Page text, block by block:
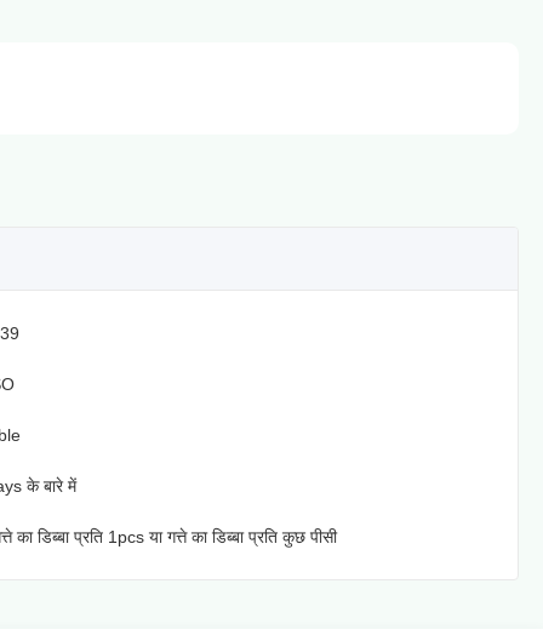
के बारे में
का डिब्बा प्रति 1pcs या गत्ते का डिब्बा प्रति कुछ पीसी